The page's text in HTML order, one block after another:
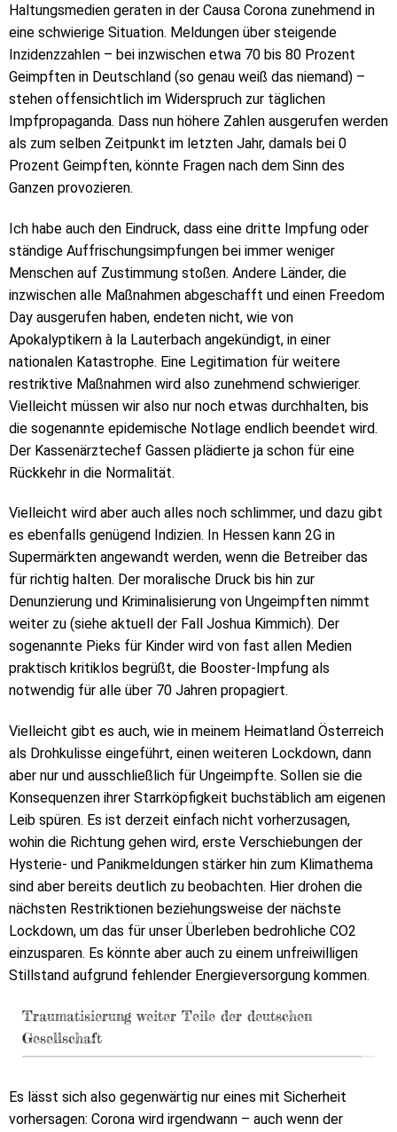
Haltungsmedien geraten in der Causa Corona zunehmend in
eine schwierige Situation. Meldungen über steigende
Inzidenzzahlen – bei inzwischen etwa 70 bis 80 Prozent
Geimpften in Deutschland (so genau weiß das niemand) –
stehen offensichtlich im Widerspruch zur täglichen
Impfpropaganda. Dass nun höhere Zahlen ausgerufen werden
als zum selben Zeitpunkt im letzten Jahr, damals bei 0
Prozent Geimpften, könnte Fragen nach dem Sinn des
Ganzen provozieren.
Ich habe auch den Eindruck, dass eine dritte Impfung oder
ständige Auffrischungsimpfungen bei immer weniger
Menschen auf Zustimmung stoßen. Andere Länder, die
inzwischen alle Maßnahmen abgeschafft und einen Freedom
Day ausgerufen haben, endeten nicht, wie von
Apokalyptikern à la Lauterbach angekündigt, in einer
nationalen Katastrophe. Eine Legitimation für weitere
restriktive Maßnahmen wird also zunehmend schwieriger.
Vielleicht müssen wir also nur noch etwas durchhalten, bis
die sogenannte epidemische Notlage endlich beendet wird.
Der Kassenärztechef Gassen plädierte ja schon für eine
Rückkehr in die Normalität.
Vielleicht wird aber auch alles noch schlimmer, und dazu gibt
es ebenfalls genügend Indizien. In Hessen kann 2G in
Supermärkten angewandt werden, wenn die Betreiber das
für richtig halten. Der moralische Druck bis hin zur
Denunzierung und Kriminalisierung von Ungeimpften nimmt
weiter zu (siehe aktuell der Fall Joshua Kimmich). Der
sogenannte Pieks für Kinder wird von fast allen Medien
praktisch kritiklos begrüßt, die Booster-Impfung als
notwendig für alle über 70 Jahren propagiert.
Vielleicht gibt es auch, wie in meinem Heimatland Österreich
als Drohkulisse eingeführt, einen weiteren Lockdown, dann
aber nur und ausschließlich für Ungeimpfte. Sollen sie die
Konsequenzen ihrer Starrköpfigkeit buchstäblich am eigenen
Leib spüren. Es ist derzeit einfach nicht vorherzusagen,
wohin die Richtung gehen wird, erste Verschiebungen der
Hysterie- und Panikmeldungen stärker hin zum Klimathema
sind aber bereits deutlich zu beobachten. Hier drohen die
nächsten Restriktionen beziehungsweise der nächste
Lockdown, um das für unser Überleben bedrohliche CO2
einzusparen. Es könnte aber auch zu einem unfreiwilligen
Stillstand aufgrund fehlender Energieversorgung kommen.
Traumatisierung weiter Teile der deutschen
Gesellschaft
Es lässt sich also gegenwärtig nur eines mit Sicherheit
vorhersagen: Corona wird irgendwann – auch wenn der